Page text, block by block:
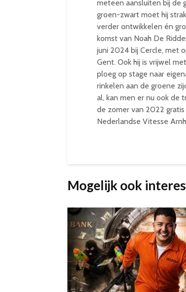
meteen aansluiten bij de
groen-zwart moet hij
verder ontwikkelen én
komst van Noah De
juni 2024 bij Cercle, met
Gent. Ook hij is vrijwel
ploeg op stage naar
rinkelen aan de groene
al, kan men er nu ook de
de zomer van 2022
Nederlandse Vitesse
Mogelijk ook